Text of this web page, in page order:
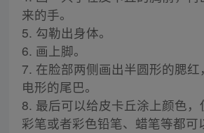
来的手。
5. 勾勒出身体。
6. 画上脚。
7. 在脸部两侧画出半圆形的腮
电形的尾巴。
8. 最后可以给皮卡丘涂上颜色
彩笔或者彩色铅笔、蜡笔等都可